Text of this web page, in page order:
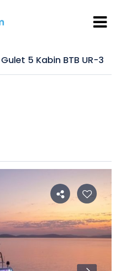
5 Kabin BTB UR-3